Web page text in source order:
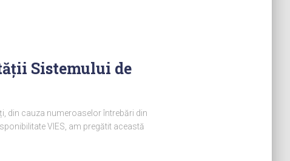
Sistemului de
din cauza numeroaselor întrebări din
VIES, am pregătit această